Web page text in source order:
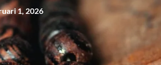
1, 2026